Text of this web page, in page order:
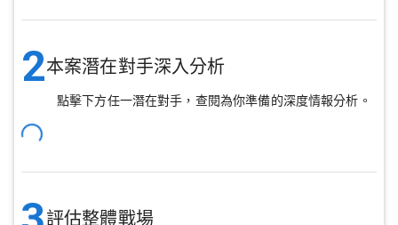
2本案潛在對手深入分析
點擊下方任一潛在對手，查閱為你準備的深度情報分析。
評估整體戰場